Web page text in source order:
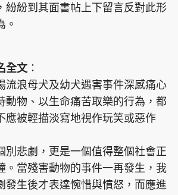
紛紛到其面書帖上下留言反對此形
。
全文：
流浪母犬及幼犬遇害事件深感痛心
動物、以生命痛苦取樂的行為，都
應被輕描淡寫地視作玩笑或惡作
別悲劇，更是一個值得整個社會正
。當殘害動物的事件一再發生，我
發生後才表達惋惜與憤怒，而應進